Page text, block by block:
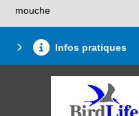
mouche
Infos pratiques